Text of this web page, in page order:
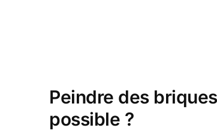
Peindre des
possible ?